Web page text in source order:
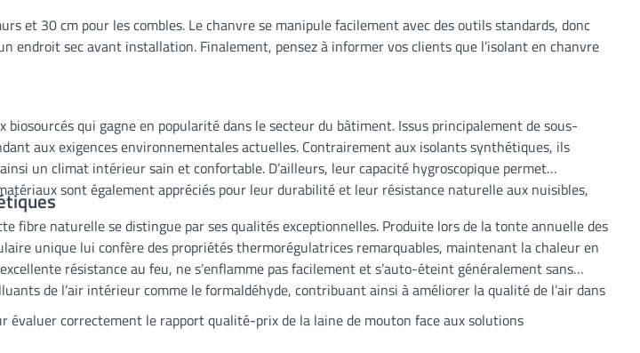
et 30 cm pour les combles. Le chanvre se manipule facilement avec des outils standards, donc
endroit sec avant installation. Finalement, pensez à informer vos clients que l’isolant en chanvre
qui gagne en popularité dans le secteur du bâtiment. Issus principalement de sous-
aux exigences environnementales actuelles. Contrairement aux isolants synthétiques, ils
un climat intérieur sain et confortable. D’ailleurs, leur capacité hygroscopique permet
sont également appréciés pour leur durabilité et leur résistance naturelle aux nuisibles,
fibre naturelle se distingue par ses qualités exceptionnelles. Produite lors de la tonte annuelle des
unique lui confère des propriétés thermorégulatrices remarquables, maintenant la chaleur en
résistance au feu, ne s’enflamme pas facilement et s’auto-éteint généralement sans
de l’air intérieur comme le formaldéhyde, contribuant ainsi à améliorer la qualité de l’air dans
évaluer correctement le rapport qualité-prix de la laine de mouton face aux solutions